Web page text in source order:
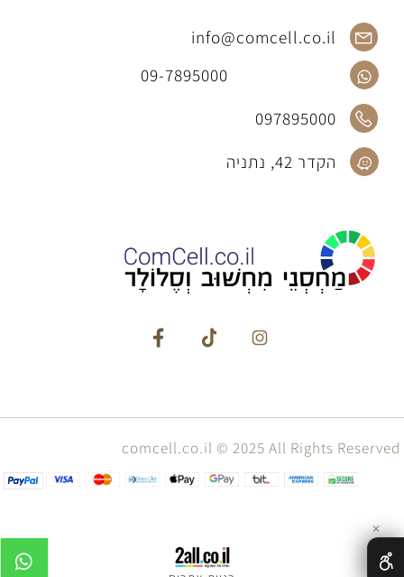
info@comcell.co.il
09-7895000
097895000
הקדר 42, נתניה
comcell.co.il © 2025 All Rights Reserved
✕